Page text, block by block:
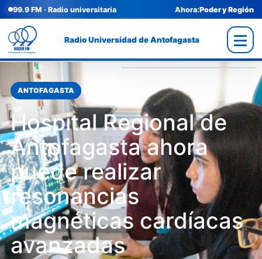
99.9 FM · Radio universitaria Ahora:Poder y Región
Radio Universidad de Antofagasta
ANTOFAGASTA OCTUBRE 28, 2025
Hospital Regional de
Antofagasta ahora
puede realizar
resonancias
magnéticas cardíacas
avanzadas